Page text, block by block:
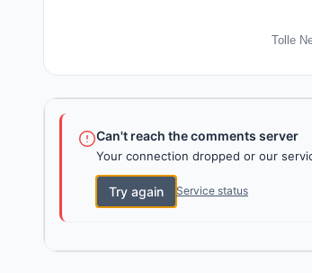
Tolle
Can't reach the comments server
Your connection dropped or our
Try again Service status